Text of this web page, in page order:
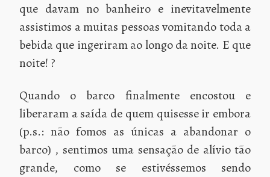
que davam no banheiro e inevitavelmente
assistimos a muitas pessoas vomitando toda a
bebida que ingeriram ao longo da noite. E que
noite! ?
Quando o barco finalmente encostou e
liberaram a saída de quem quisesse ir embora
(p.s.: não fomos as únicas a abandonar o
barco) , sentimos uma sensação de alívio tão
grande, como se estivéssemos sendo